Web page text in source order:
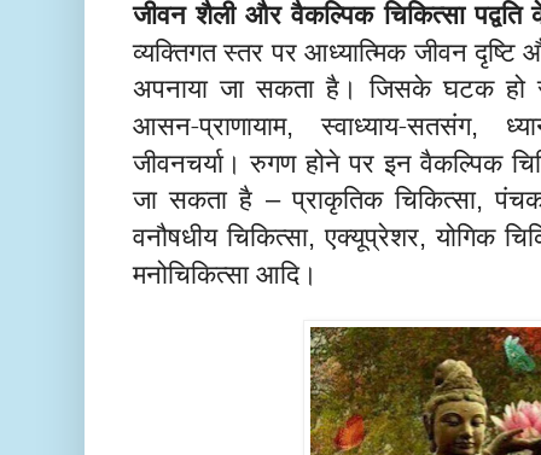
जीवन शैली और वैकल्पिक चिकित्सा
व्यक्तिगत स्तर पर आध्यात्मिक जीवन
अपनाया जा सकता है। जिसके घटक
आसन-प्राणायाम, स्वाध्याय-सतसंग,
जीवनचर्या। रुगण होने पर इन वैकल्पिक
जा सकता है –प्राकृतिक चिकित्सा,
वनौषधीय चिकित्सा,एक्यूप्रेशर,योगिक
मनोचिकित्सा आदि।